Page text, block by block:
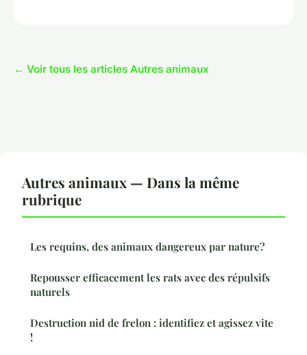
← Voir tous les articles Autres animaux
Autres animaux — Dans la même
rubrique
Les requins, des animaux dangereux par nature?
Repousser efficacement les rats avec des répulsifs
naturels
Destruction nid de frelon : identifiez et agissez vite
!